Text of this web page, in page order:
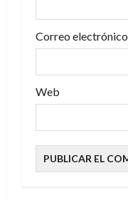
d
a
s
Correo electrónico
Web